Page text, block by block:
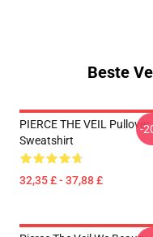
Beste
PIERCE THE VEIL Pullover
Sweatshirt
32,35 £ - 37,88 £
-